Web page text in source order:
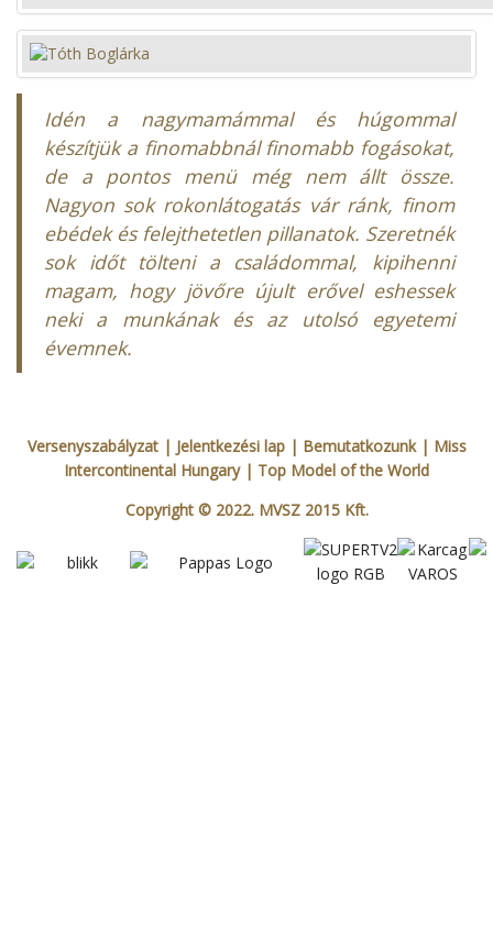
Idén a nagymamámmal és húgommal
készítjük a finomabbnál finomabb fogásokat,
de a pontos menü még nem állt össze.
Nagyon sok rokonlátogatás vár ránk, finom
ebédek és felejthetetlen pillanatok. Szeretnék
sok időt tölteni a családommal, kipihenni
magam, hogy jövőre újult erővel eshessek
neki a munkának és az utolsó egyetemi
évemnek.
Versenyszabályzat| Jelentkezési lap | Bemutatkozunk| Miss
Intercontinental Hungary| Top Model of the World
Copyright © 2022. MVSZ 2015 Kft.